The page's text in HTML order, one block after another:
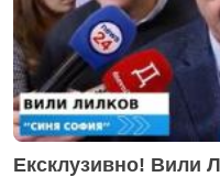
Ексклузивно! Вили